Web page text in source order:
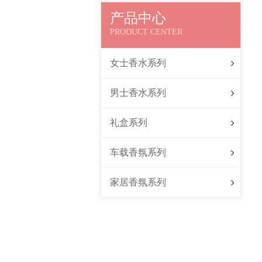
产品中心
PRODUCT CENTER
女士香水系列
男士香水系列
礼盒系列
车载香氛系列
家居香氛系列